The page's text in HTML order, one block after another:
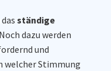
ständige
dazu werden
und
welcher Stimmung